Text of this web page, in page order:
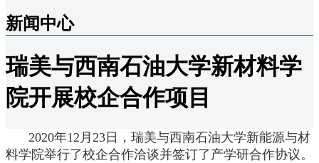
新闻中心
瑞美与西南石油大学新材料学
院开展校企合作项目
2020年12月23日，瑞美与西南石油大学新能源与材
料学院举行了校企合作洽谈并签订了产学研合作协议。